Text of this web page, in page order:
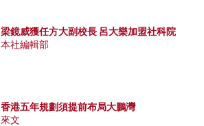
梁鏡威獲任方大副校長 呂大樂加盟社科院
本社編輯部
香港五年規劃須提前布局大鵬灣
來文